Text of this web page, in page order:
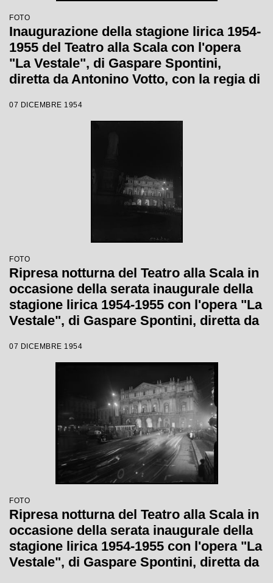
FOTO
Inaugurazione della stagione lirica 1954-
1955 del Teatro alla Scala con l'opera
"La Vestale", di Gaspare Spontini,
diretta da Antonino Votto, con la regia di
07 DICEMBRE 1954
FOTO
Ripresa notturna del Teatro alla Scala in
occasione della serata inaugurale della
stagione lirica 1954-1955 con l'opera "La
Vestale", di Gaspare Spontini, diretta da
Visconti
07 DICEMBRE 1954
FOTO
Ripresa notturna del Teatro alla Scala in
occasione della serata inaugurale della
stagione lirica 1954-1955 con l'opera "La
Vestale", di Gaspare Spontini, diretta da